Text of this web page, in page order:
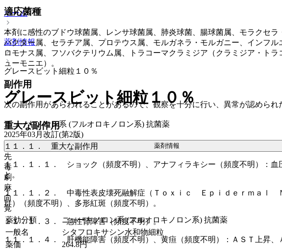
適応菌種
本剤に感性のブドウ球菌属、レンサ球菌属、肺炎球菌、腸球菌属、モラクセ
バクター属、セラチア属、プロテウス属、モルガネラ・モルガニー、インフ
ロモナス属、フソバクテリウム属、トラコーマクラミジア（クラミジア・ト
ューモニエ）。
副作用
次の副作用があらわれることがあるので、観察を十分に行い、異常が認めら
重大な副作用
１１．１． 重大な副作用
１１．１．１． ショック（頻度不明）、アナフィラキシー（頻度不明）：
と。
１１．１．２． 中毒性表皮壊死融解症（Ｔｏｘｉｃ Ｅｐｉｄｅｒｍａｌ
群）（頻度不明）、多形紅斑（頻度不明）。
１１．１．３． 急性腎障害（頻度不明）。
１１．１．４． 肝機能障害（頻度不明）、黄疸（頻度不明）：ＡＳＴ上昇、
ホーム
薬剤情報
グレースビット細粒１０％
グレースビット細粒１０％
ニューキノロン系 (フルオロキノロン系) 抗菌薬
2025年03月改訂(第2版)
薬剤情報
先
毒
劇
麻
向
覚
薬効分類
ニューキノロン系 (フルオロキノロン系) 抗菌薬
一般名
シタフロキサシン水和物細粒
薬価
264.8円